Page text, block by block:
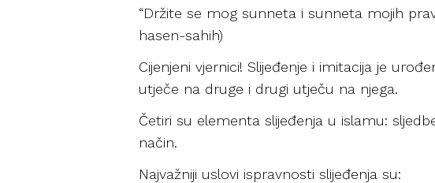
“Držite se mog sunneta i sunneta mojih
hasen-sahih)
Cijenjeni vjernici! Slijeđenje i imitacija je
utječe na druge i drugi utječu na njega.
Četiri su elementa slijeđenja u islamu:
način.
Najvažniji uslovi ispravnosti slijeđenja su: